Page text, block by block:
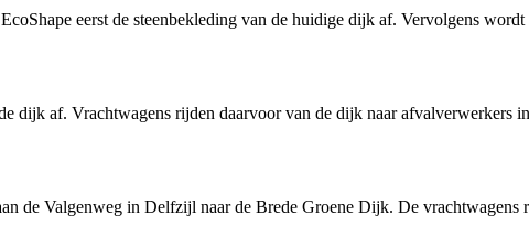
eerst de steenbekleding van de huidige dijk af. Vervolgens
dijk af. Vrachtwagens rijden daarvoor van de dijk naar afvalverwerkers
de Valgenweg in Delfzijl naar de Brede Groene Dijk. De vrachtwagens